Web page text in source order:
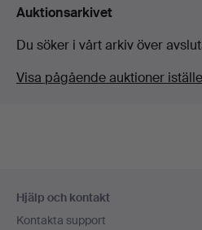
Auktionsarkivet
Du söker i vårt arkiv över
Visa pågående auktioner
Hjälp och kontakt
Kontakta support